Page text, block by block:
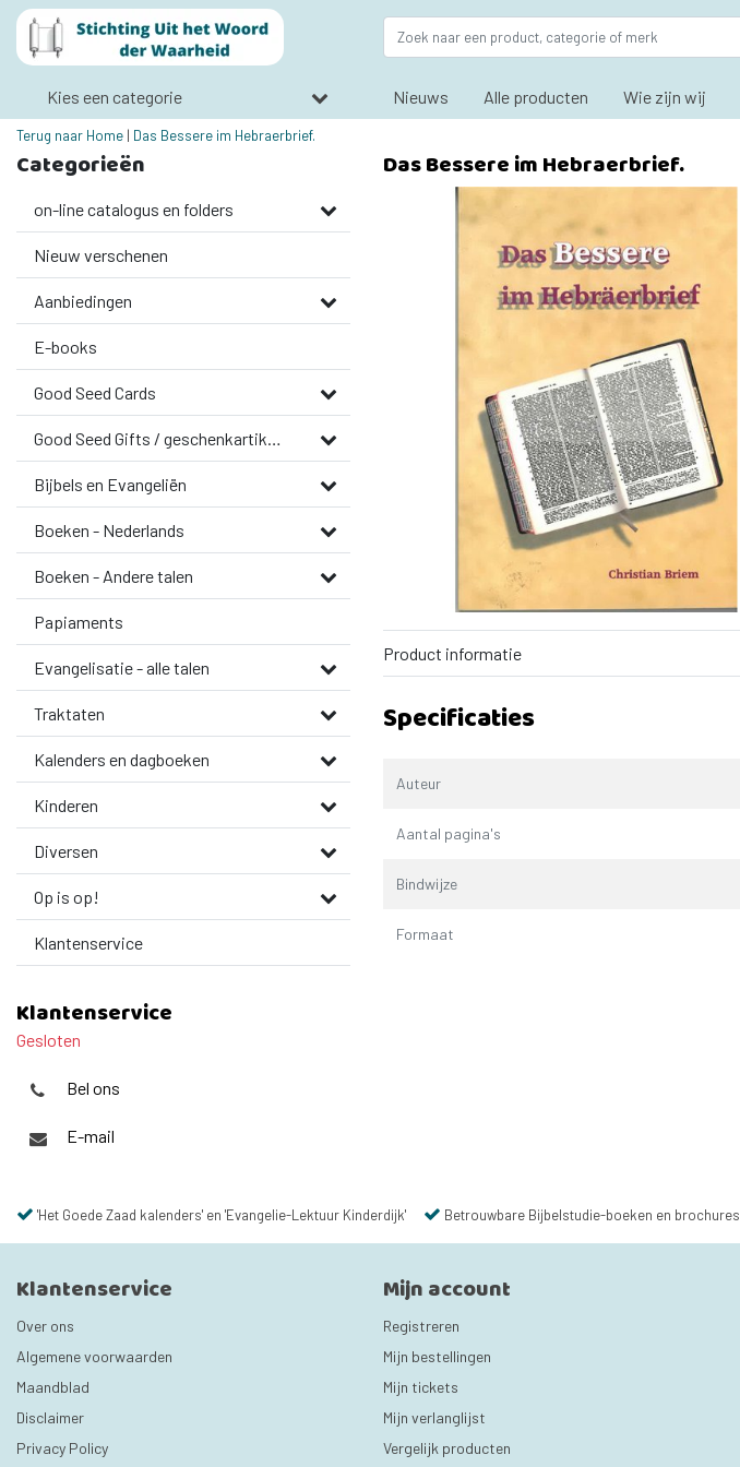
Kies een categorie Nieuws Alle producten Wie zijn wij
Terug naar Home | Das Bessere im Hebraerbrief.
Categorieën
on-line catalogus en folders
Nieuw verschenen
Aanbiedingen
E-books
Good Seed Cards
Good Seed Gifts / geschenkartikelen
Bijbels en Evangeliën
Boeken - Nederlands
Boeken - Andere talen
Papiaments
Evangelisatie - alle talen
Traktaten
Kalenders en dagboeken
Kinderen
Diversen
Op is op!
Klantenservice
Klantenservice
Gesloten
Bel ons
E-mail
Das Bessere im Hebraerbrief.
Product informatie
Specificaties
Auteur
Aantal pagina's
Bindwijze
Formaat
'Het Goede Zaad kalenders' en 'Evangelie-Lektuur Kinderdijk' Betrouwbare Bijbelstudie-boeken en brochures
Klantenservice
Over ons
Algemene voorwaarden
Maandblad
Disclaimer
Privacy Policy
Mijn account
Registreren
Mijn bestellingen
Mijn tickets
Mijn verlanglijst
Vergelijk producten